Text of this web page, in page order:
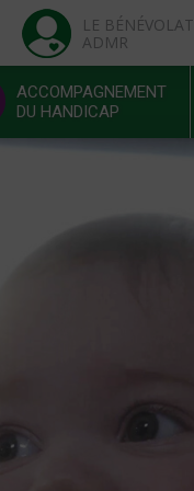
LE BÉNÉVOLAT
ADMR
ACCOMPAGNEMENT
DU HANDICAP